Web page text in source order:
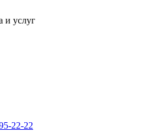
и услуг
22-22